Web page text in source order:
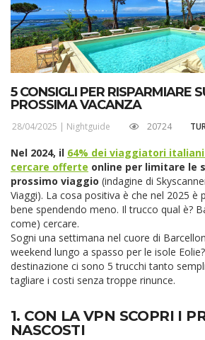
5 CONSIGLI PER RISPARMIARE
PROSSIMA VACANZA
28/04/2025 | Nightguide 20724
Nel 2024, il 64% dei viaggiatori
cercare offerte online per limitare le
prossimo viaggio (indagine di
Viaggi). La cosa positiva è che nel 2025 è
bene spendendo meno. Il trucco qual è?
come) cercare.
Sogni una settimana nel cuore di
weekend lungo a spasso per le isole
destinazione ci sono 5 trucchi tanto
tagliare i costi senza troppe rinunce.
1. CON LA VPN SCOPRI I
NASCOSTI